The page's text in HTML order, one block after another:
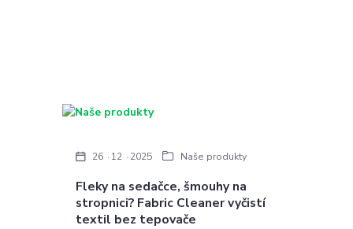
Fleky na sedačce, šmouhy na
stropnici? Fabric Cleaner vyčistí
textil bez tepovače
26 12 2025 Naše produkty